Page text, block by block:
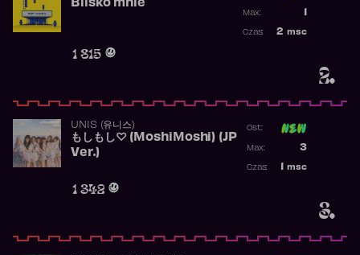
2.
Blisko mnie
1 815
Max:
2 msc
Czas:
3.
UNIS (유니스)
もしもし♡ (MoshiMoshi) (JP
Ver.)
1 342
Ost:
3
Max:
msc
Czas: